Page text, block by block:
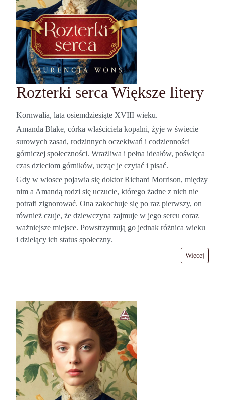
Rozterki serca Większe litery
Kornwalia, lata osiemdziesiąte XVIII wieku.
Amanda Blake, córka właściciela kopalni, żyje w świecie
surowych zasad, rodzinnych oczekiwań i codzienności
górniczej społeczności. Wrażliwa i pełna ideałów, poświęca
czas dzieciom górników, ucząc je czytać i pisać.
Gdy w wiosce pojawia się doktor Richard Morrison, między
nim a Amandą rodzi się uczucie, którego żadne z nich nie
potrafi zignorować. Ona zakochuje się po raz pierwszy, on
również czuje, że dziewczyna zajmuje w jego sercu coraz
ważniejsze miejsce. Powstrzymują go jednak różnica wieku
i dzielący ich status społeczny.
Więcej